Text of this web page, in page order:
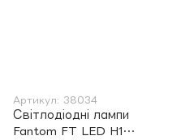
Артикул: 38034
Світлодіодні лампи
Fantom FT LED H1